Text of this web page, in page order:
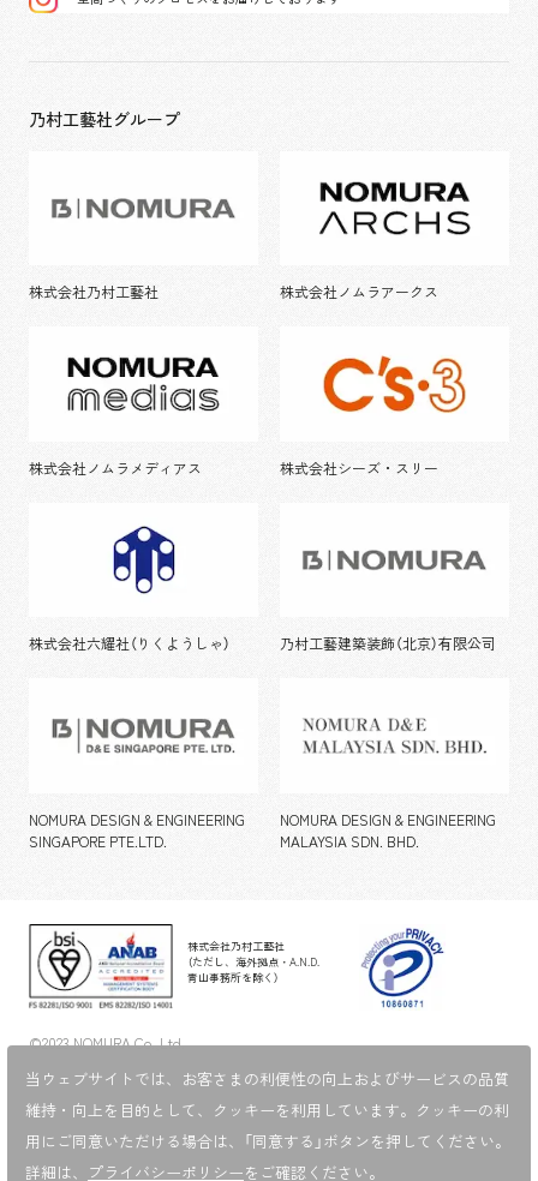
乃村工藝社グループ
株式会社乃村工藝社 株式会社ノムラアークス
株式会社ノムラメディアス 株式会社シーズ・スリー
株式会社六耀社（りくようしゃ） 乃村工藝建築装飾（北京）有限公司
NOMURA DESIGN & ENGINEERING
SINGAPORE PTE.LTD.
NOMURA DESIGN & ENGINEERING
MALAYSIA SDN. BHD.
株式会社乃村工藝社
（ただし、海外拠点・A.N.D.
青山事務所を除く）
©2023 NOMURA Co.,Ltd.
当ウェブサイトでは、お客さまの利便性の向上およびサービスの品質
維持・向上を目的として、 クッキーを利用しています。クッキーの利
用にご同意いただける場合は、「同意する」ボタンを押してください。
詳細は、 プライバシーポリシーをご確認ください。